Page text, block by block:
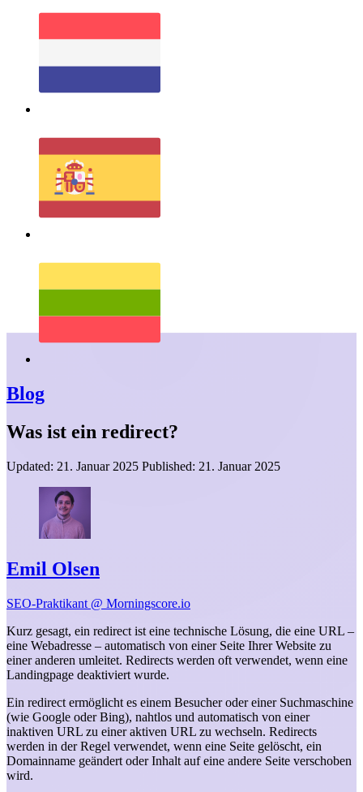
Blog
Was ist ein redirect?
Updated: 21. Januar 2025 Published: 21. Januar 2025
Emil Olsen
SEO-Praktikant @ Morningscore.io
Kurz gesagt, ein redirect ist eine technische Lösung, die eine URL –
eine Webadresse – automatisch von einer Seite Ihrer Website zu
einer anderen umleitet. Redirects werden oft verwendet, wenn eine
Landingpage deaktiviert wurde.
Ein redirect ermöglicht es einem Besucher oder einer Suchmaschine
(wie Google oder Bing), nahtlos und automatisch von einer
inaktiven URL zu einer aktiven URL zu wechseln. Redirects
werden in der Regel verwendet, wenn eine Seite gelöscht, ein
Domainname geändert oder Inhalt auf eine andere Seite verschoben
wird.